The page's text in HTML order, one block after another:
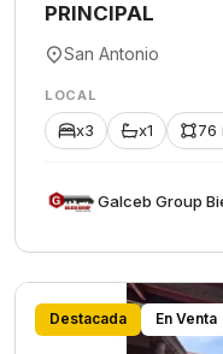
PRINCIPAL
San Antonio
LOCAL
x3 x1 76
Destacada En Venta